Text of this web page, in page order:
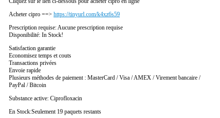
Acheter cipro ==> https://tinyurl.com/k4xz6s59
Prescription requise: Aucune prescription requise
Disponibilité: In Stock!
Satisfaction garantie
Economisez temps et couts
Transactions privées
Envoie rapide
Plusieurs méthodes de paiement : MasterCard / Visa / AMEX / Virement bancaire /
PayPal / Bitcoin
Substance active: Ciprofloxacin
En Stock:Seulement 19 paquets restants